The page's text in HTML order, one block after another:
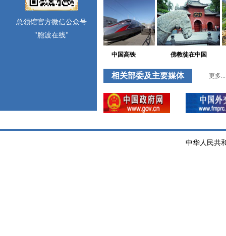
总领馆官方微信公众号
"胞波在线"
中国高铁 佛教徒在中国
相关部委及主要媒体 更多...
中华人民共